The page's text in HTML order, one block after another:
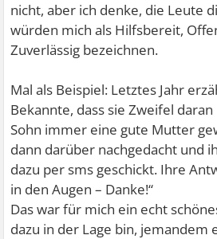
nicht, aber ich denke, die Leute
würden mich als Hilfsbereit,
Zuverlässig bezeichnen.
Mal als Beispiel: Letztes Jahr
Bekannte, dass sie Zweifel
Sohn immer eine gute Mutter
dann darüber nachgedacht und
dazu per sms geschickt. Ihre
in den Augen – Danke!“
Das war für mich ein echt
dazu in der Lage bin, jemandem